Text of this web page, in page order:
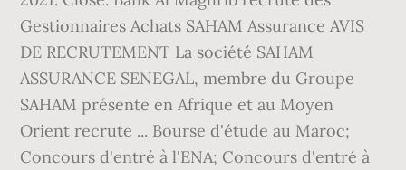
Gestionnaires Achats SAHAM Assurance AVIS
DE RECRUTEMENT La société SAHAM
ASSURANCE SENEGAL, membre du Groupe
SAHAM présente en Afrique et au Moyen
Orient recrute ... Bourse d'étude au Maroc;
Concours d'entré à l'ENA; Concours d'entré à